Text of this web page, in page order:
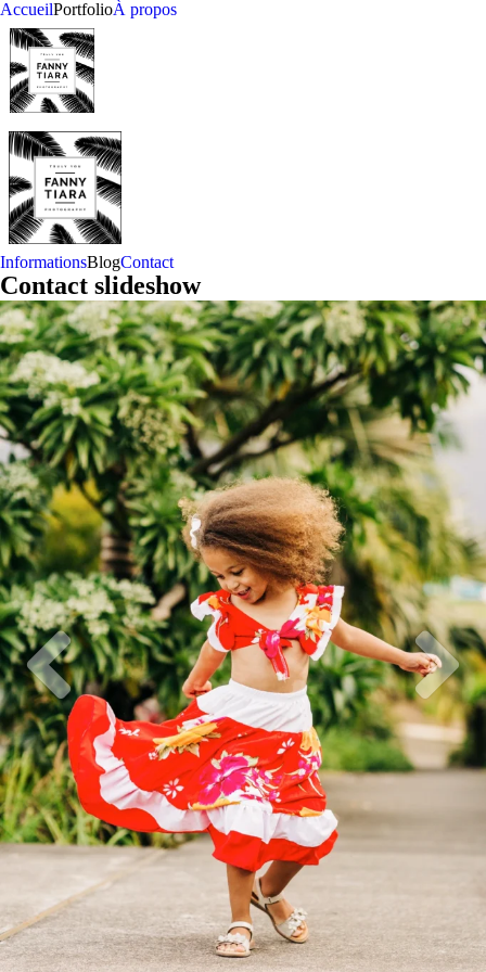
AccueilPortfolioÀ propos
InformationsBlogContact
Contact slideshow